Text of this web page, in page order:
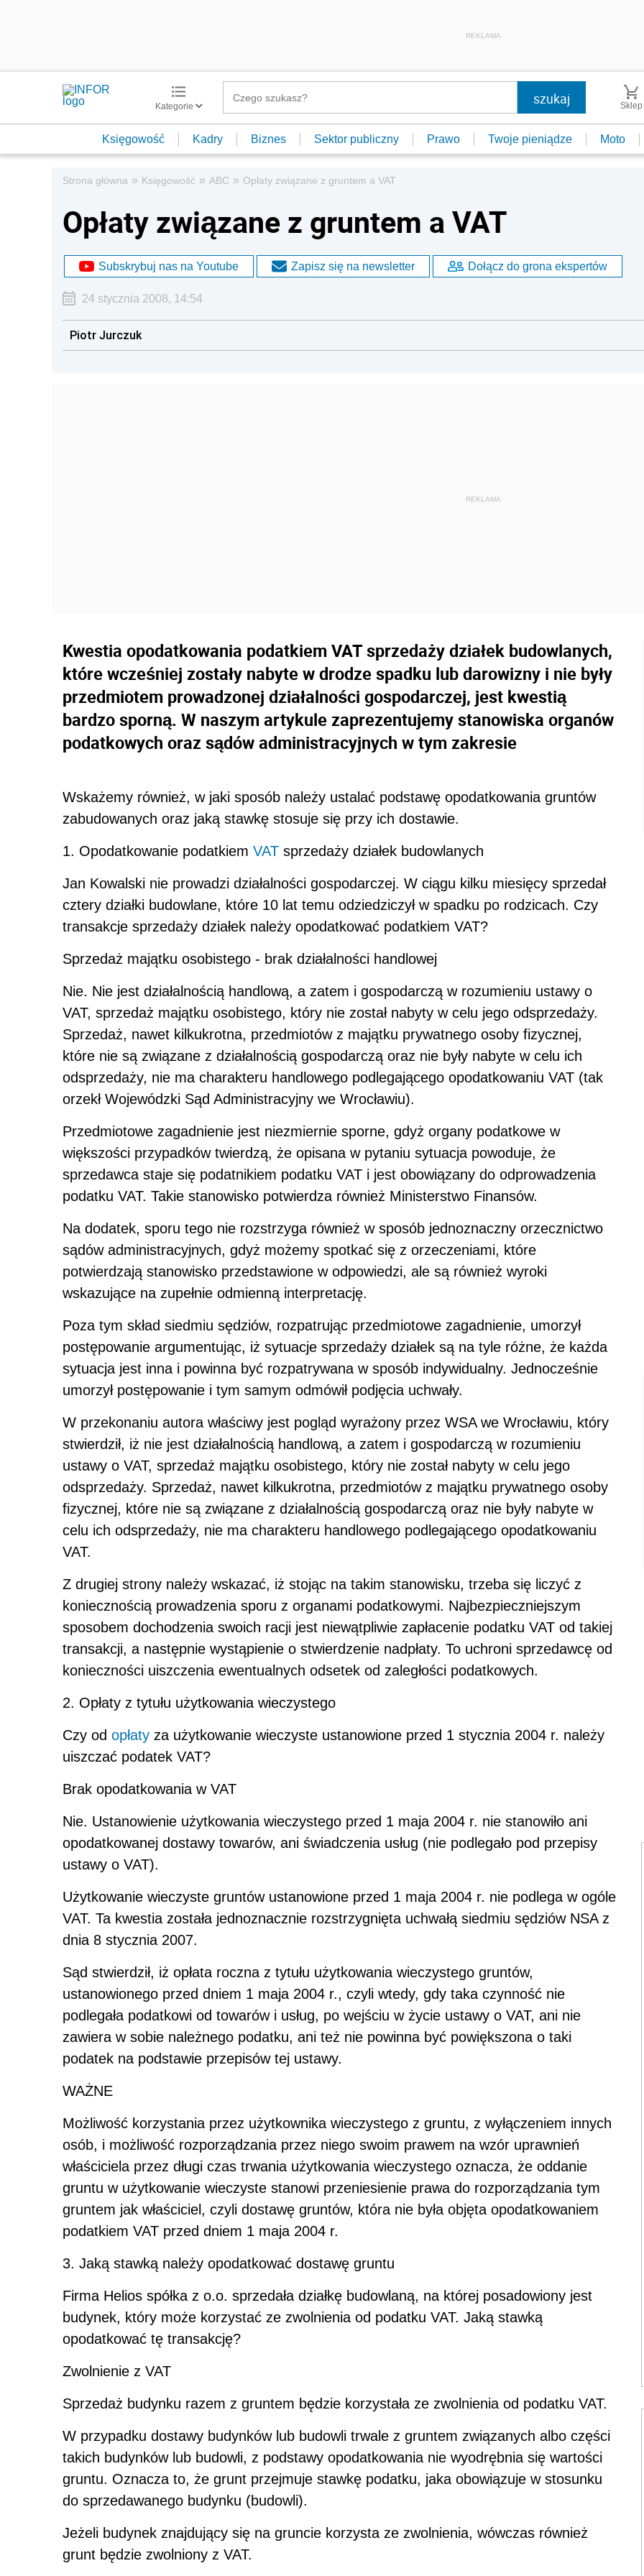
REKLAMA
Kategorie Sklep
Księgowość Kadry Biznes Sektor publiczny Prawo Twoje pieniądze Moto
Strona główna » Księgowość » ABC » Opłaty związane z gruntem a VAT
Opłaty związane z gruntem a VAT
Subskrybuj nas na Youtube Zapisz się na newsletter Dołącz do grona ekspertów
24 stycznia 2008, 14:54
Piotr Jurczuk
Kwestia opodatkowania podatkiem VAT sprzedaży działek budowlanych,
które wcześniej zostały nabyte w drodze spadku lub darowizny i nie były
przedmiotem prowadzonej działalności gospodarczej, jest kwestią
bardzo sporną. W naszym artykule zaprezentujemy stanowiska organów
podatkowych oraz sądów administracyjnych w tym zakresie
Wskażemy również, w jaki sposób należy ustalać podstawę opodatkowania gruntów
zabudowanych oraz jaką stawkę stosuje się przy ich dostawie.
1. Opodatkowanie podatkiem VAT sprzedaży działek budowlanych
Jan Kowalski nie prowadzi działalności gospodarczej. W ciągu kilku miesięcy sprzedał
cztery działki budowlane, które 10 lat temu odziedziczył w spadku po rodzicach. Czy
transakcje sprzedaży działek należy opodatkować podatkiem VAT?
Sprzedaż majątku osobistego - brak działalności handlowej
Nie. Nie jest działalnością handlową, a zatem i gospodarczą w rozumieniu ustawy o
VAT, sprzedaż majątku osobistego, który nie został nabyty w celu jego odsprzedaży.
Sprzedaż, nawet kilkukrotna, przedmiotów z majątku prywatnego osoby fizycznej,
które nie są związane z działalnością gospodarczą oraz nie były nabyte w celu ich
odsprzedaży, nie ma charakteru handlowego podlegającego opodatkowaniu VAT (tak
orzekł Wojewódzki Sąd Administracyjny we Wrocławiu).
Przedmiotowe zagadnienie jest niezmiernie sporne, gdyż organy podatkowe w
większości przypadków twierdzą, że opisana w pytaniu sytuacja powoduje, że
sprzedawca staje się podatnikiem podatku VAT i jest obowiązany do odprowadzenia
podatku VAT. Takie stanowisko potwierdza również Ministerstwo Finansów.
Na dodatek, sporu tego nie rozstrzyga również w sposób jednoznaczny orzecznictwo
sądów administracyjnych, gdyż możemy spotkać się z orzeczeniami, które
potwierdzają stanowisko przedstawione w odpowiedzi, ale są również wyroki
wskazujące na zupełnie odmienną interpretację.
Poza tym skład siedmiu sędziów, rozpatrując przedmiotowe zagadnienie, umorzył
postępowanie argumentując, iż sytuacje sprzedaży działek są na tyle różne, że każda
sytuacja jest inna i powinna być rozpatrywana w sposób indywidualny. Jednocześnie
umorzył postępowanie i tym samym odmówił podjęcia uchwały.
W przekonaniu autora właściwy jest pogląd wyrażony przez WSA we Wrocławiu, który
stwierdził, iż nie jest działalnością handlową, a zatem i gospodarczą w rozumieniu
ustawy o VAT, sprzedaż majątku osobistego, który nie został nabyty w celu jego
odsprzedaży. Sprzedaż, nawet kilkukrotna, przedmiotów z majątku prywatnego osoby
fizycznej, które nie są związane z działalnością gospodarczą oraz nie były nabyte w
celu ich odsprzedaży, nie ma charakteru handlowego podlegającego opodatkowaniu
VAT.
Z drugiej strony należy wskazać, iż stojąc na takim stanowisku, trzeba się liczyć z
koniecznością prowadzenia sporu z organami podatkowymi. Najbezpieczniejszym
sposobem dochodzenia swoich racji jest niewątpliwie zapłacenie podatku VAT od takiej
transakcji, a następnie wystąpienie o stwierdzenie nadpłaty. To uchroni sprzedawcę od
konieczności uiszczenia ewentualnych odsetek od zaległości podatkowych.
2. Opłaty z tytułu użytkowania wieczystego
Czy od opłaty za użytkowanie wieczyste ustanowione przed 1 stycznia 2004 r. należy
uiszczać podatek VAT?
Brak opodatkowania w VAT
Nie. Ustanowienie użytkowania wieczystego przed 1 maja 2004 r. nie stanowiło ani
opodatkowanej dostawy towarów, ani świadczenia usług (nie podlegało pod przepisy
ustawy o VAT).
Użytkowanie wieczyste gruntów ustanowione przed 1 maja 2004 r. nie podlega w ogóle
VAT. Ta kwestia została jednoznacznie rozstrzygnięta uchwałą siedmiu sędziów NSA z
dnia 8 stycznia 2007.
Sąd stwierdził, iż opłata roczna z tytułu użytkowania wieczystego gruntów,
ustanowionego przed dniem 1 maja 2004 r., czyli wtedy, gdy taka czynność nie
podlegała podatkowi od towarów i usług, po wejściu w życie ustawy o VAT, ani nie
zawiera w sobie należnego podatku, ani też nie powinna być powiększona o taki
podatek na podstawie przepisów tej ustawy.
WAŻNE
Możliwość korzystania przez użytkownika wieczystego z gruntu, z wyłączeniem innych
osób, i możliwość rozporządzania przez niego swoim prawem na wzór uprawnień
właściciela przez długi czas trwania użytkowania wieczystego oznacza, że oddanie
gruntu w użytkowanie wieczyste stanowi przeniesienie prawa do rozporządzania tym
gruntem jak właściciel, czyli dostawę gruntów, która nie była objęta opodatkowaniem
podatkiem VAT przed dniem 1 maja 2004 r.
3. Jaką stawką należy opodatkować dostawę gruntu
Firma Helios spółka z o.o. sprzedała działkę budowlaną, na której posadowiony jest
budynek, który może korzystać ze zwolnienia od podatku VAT. Jaką stawką
opodatkować tę transakcję?
Zwolnienie z VAT
Sprzedaż budynku razem z gruntem będzie korzystała ze zwolnienia od podatku VAT.
W przypadku dostawy budynków lub budowli trwale z gruntem związanych albo części
takich budynków lub budowli, z podstawy opodatkowania nie wyodrębnia się wartości
gruntu. Oznacza to, że grunt przejmuje stawkę podatku, jaka obowiązuje w stosunku
do sprzedawanego budynku (budowli).
Jeżeli budynek znajdujący się na gruncie korzysta ze zwolnienia, wówczas również
grunt będzie zwolniony z VAT.